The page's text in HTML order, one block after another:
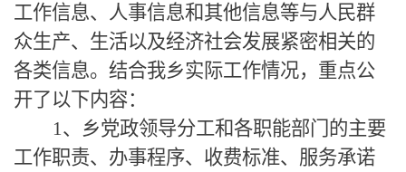
工作信息、人事信息和其他信息等与人民群
众生产、生活以及经济社会发展紧密相关的
各类信息。结合我乡实际工作情况，重点公
开了以下内容：
1、乡党政领导分工和各职能部门的主要
工作职责、办事程序、收费标准、服务承诺